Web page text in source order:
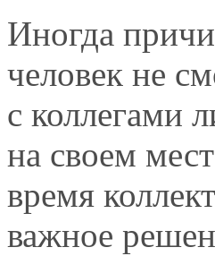
Иногда
человек не
с коллегами
на своем
время
важное